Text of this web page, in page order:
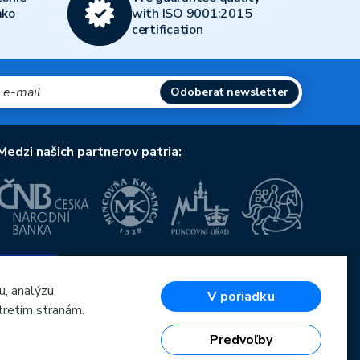
with ISO 9001:2015
certification
Odoberať newsletter
našich partnerov patria:
OP Podnikanie a inovácie pre konkurencieschopnosť
Európska únia
Európsky fond pre regionálny rozvoj
Investície do vašej budúcnosti
analýzu
stranám.
V poriadku
Predvoľby